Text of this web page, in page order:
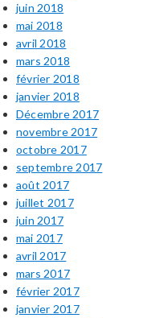
juin 2018
mai 2018
avril 2018
mars 2018
février 2018
janvier 2018
Décembre 2017
novembre 2017
octobre 2017
septembre 2017
août 2017
juillet 2017
juin 2017
mai 2017
avril 2017
mars 2017
février 2017
janvier 2017